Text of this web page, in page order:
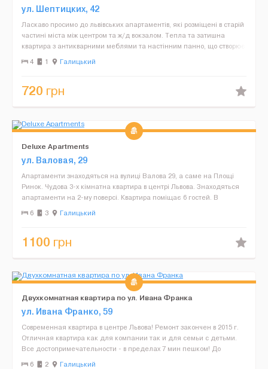
ул. Шептицких, 42
Ласкаво просимо до львівських апартаментів, які розміщені в старій
частині міста між центром та ж/д вокзалом. Тепла та затишна
квартира з антикварними меблями та настінним панно, що створює
дух старого міста. У квартирі зроблений ...
4 1 Галицький
720 грн
Deluxe Apartments
ул. Валовая, 29
Апартаменти знаходяться на вулиці Валова 29, а саме на Площі
Ринок. Чудова 3-х кімнатна квартира в центрі Львова. Знаходяться
апартаменти на 2-му поверсі. Квартира поміщає 6 гостей. В
квартирі є все для комфортного проживання, а с...
6 3 Галицький
1100 грн
Двухкомнатная квартира по ул. Ивана Франка
ул. Ивана Франко, 59
Современная квартира в центре Львова! Ремонт закончен в 2015 г.
Отличная квартира как для компании так и для семьи с детьми.
Все достопримечательности - в пределах 7 мин пешком! До
площади Рынок 5 мин., до музея Арсенал - 5 мин.,...
6 2 Галицький